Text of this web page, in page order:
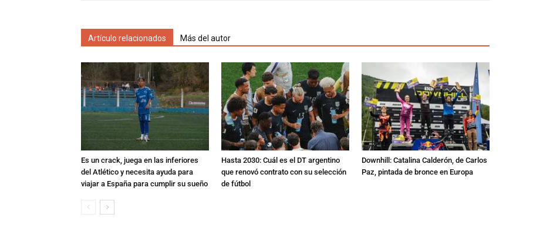
Artículo relacionados Más del autor
Es un crack, juega en las inferiores
del Atlético y necesita ayuda para
viajar a España para cumplir su sueño
Hasta 2030: Cuál es el DT argentino
que renovó contrato con su selección
de fútbol
Downhill: Catalina Calderón, de Carlos
Paz, pintada de bronce en Europa